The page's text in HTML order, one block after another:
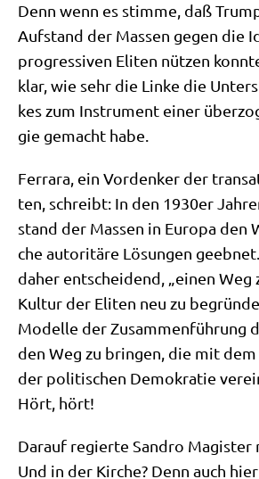
Denn wenn es stim­me, daß
Auf­stand der Mas­sen gegen die
pro­gres­si­ven Eli­ten nüt­zen
klar, wie sehr die Lin­ke die
kes zum Instru­ment einer
gie gemacht habe.
Fer­ra­ra, ein Vor­den­ker der
ten, schreibt: In den 1930er
stand der Mas­sen in Euro­pa den
che auto­ri­tä­re Lösun­gen
daher ent­schei­dend, „einen Weg
Kul­tur der Eli­ten neu zu
Model­le der Zusam­men­füh­rung
den Weg zu brin­gen, die mit
der poli­ti­schen Demo­kra­tie
Hört, hört!
Dar­auf regier­te San­dro Magi­ster
Und in der Kir­che? Denn auch